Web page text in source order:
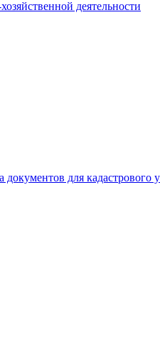
деятельности
для кадастрового